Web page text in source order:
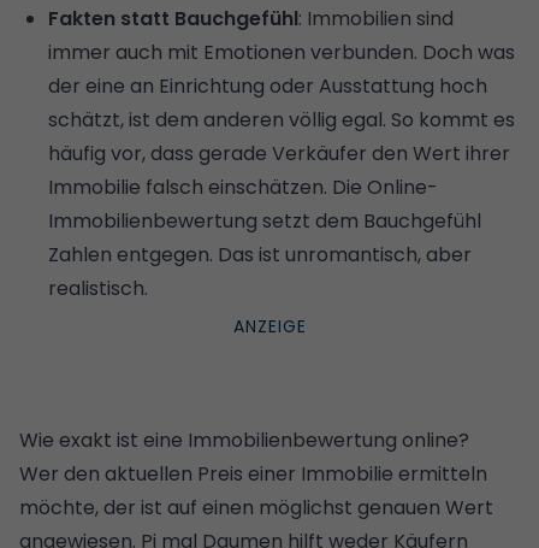
Fakten statt Bauchgefühl: Immobilien sind
immer auch mit Emotionen verbunden. Doch was
der eine an Einrichtung oder Ausstattung hoch
schätzt, ist dem anderen völlig egal. So kommt es
häufig vor, dass gerade Verkäufer den Wert ihrer
Immobilie falsch einschätzen. Die Online-
Immobilienbewertung setzt dem Bauchgefühl
Zahlen entgegen. Das ist unromantisch, aber
realistisch.
Wie exakt ist eine Immobilienbewertung online?
Wer den aktuellen Preis einer Immobilie ermitteln
möchte, der ist auf einen möglichst genauen Wert
angewiesen. Pi mal Daumen hilft weder Käufern